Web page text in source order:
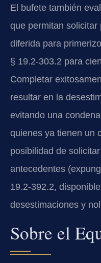
El bufete también
que permitan solicitar
diferida para
§ 19.2-303.2 para
Completar
resultar en la
evitando una
quienes ya tienen un
posibilidad de
antecedentes
19.2-392.2,
desestimaciones y
Sobre el